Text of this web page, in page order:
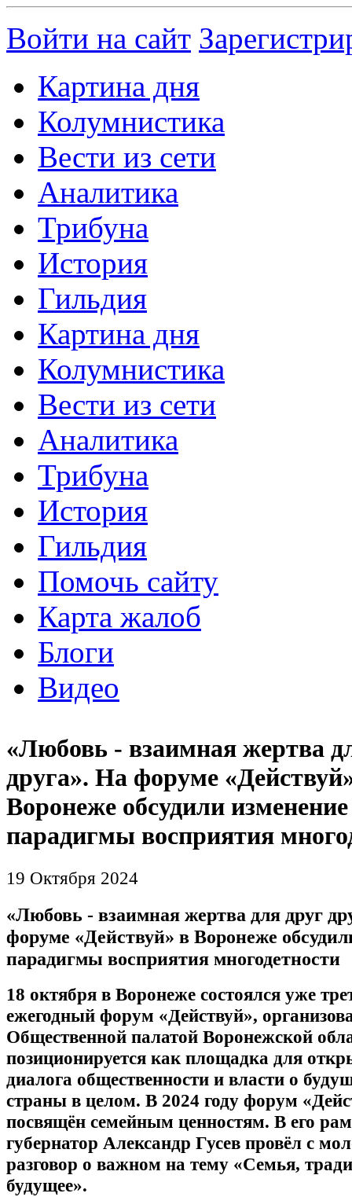
Войти на сайт
Картина дня
Колумнистика
Вести из сети
Аналитика
Трибуна
История
Гильдия
Картина дня
Колумнистика
Вести из сети
Аналитика
Трибуна
История
Гильдия
Помочь сайту
Карта жалоб
Блоги
Видео
«Любовь - взаимная жертва
друга». На форуме
Воронеже обсудили изменение
парадигмы восприятия
19 Октября 2024
«Любовь - взаимная жертва для друг
форуме «Действуй» в Воронеже
парадигмы восприятия многодетности
18 октября в Воронеже состоялся уже
ежегодный форум «Действуй»,
Общественной палатой Воронежской
позиционируется как площадка для
диалога общественности и власти о
страны в целом. В 2024 году форум
посвящён семейным ценностям. В его
губернатор Александр Гусев провёл с
разговор о важном на тему «Семья,
будущее».